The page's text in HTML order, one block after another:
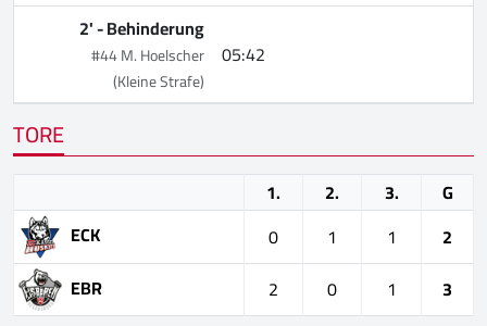
05:42
2' -Behinderung
#44 M. Hoelscher
(Kleine Strafe)
TORE
1. 2. 3.
G
ECK
0 1 1
2
EBR
2 0 1 3